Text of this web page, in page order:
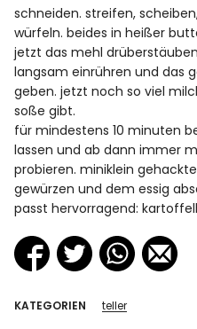
schneiden. streifen,
würfeln. beides in heißer
jetzt das mehl
langsam einrühren und das
geben. jetzt noch so viel
soße gibt.
für mindestens 10 minuten
lassen und ab dann immer
probieren. miniklein
gewürzen und dem essig
passt hervorragend:
KATEGORIEN teller